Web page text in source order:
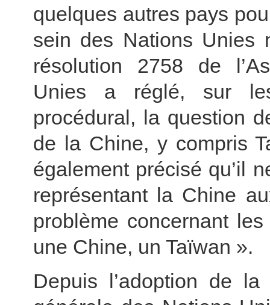
quelques autres pays
sein des Nations Unies
résolution 2758 de
Unies a réglé, sur
procédural, la question
de la Chine, y compris
également précisé qu’il
représentant la Chine
problème concernant
une Chine, un Taïwan ».
Depuis l’adoption de